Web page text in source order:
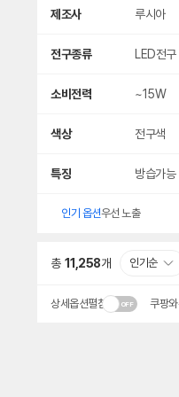
제조사 루시아
전구종류 LED전구
소비전력 ~15W
색상 전구색
특징 방습가능
인기 옵션우선 노출
총 11,258개 인기순
상세옵션펼침 쿠팡